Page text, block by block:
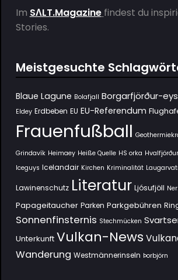
Im SΛLT.Magazine findest du
Stories.
Meistgesuchte
Blaue Lagune Bolafjall Borgarfjörður-
Eldey Erdbeben EU EU-Referendum
Frauenfußball
Grindavík Heimaey Heiße Quelle HS orka Hvalfjörður
Iceguys Icelandair Kirchen Kriminalität
Lawinenschutz Literatur Ljósufjöll
Papageitaucher Parken Parkgebühren
Sonnenfinsternis Stechmücken
Unterkunft Vulkan-News
Wanderung Westmännerinseln Þorbjörn